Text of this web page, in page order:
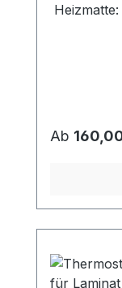
Regulärer
Ab